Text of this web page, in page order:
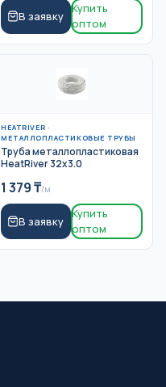
В заявку
Купить
оптом
HEATRIVER ·
МЕТАЛЛОПЛАСТИКОВЫЕ ТРУБЫ
Труба металлопластиковая
HeatRiver 32x3.0
1 379₸/м
В заявку
Купить
оптом